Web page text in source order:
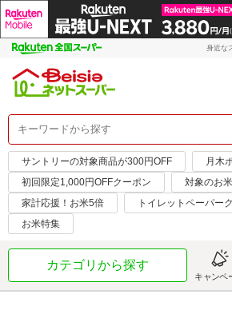
身近な
サントリーの対象商品が300円OFF 月木
初回限定1,000円OFFクーポン
対象のお
家計応援！お米5倍
トイレットペーパー
お米特集
カテゴリから探す
キャンペ